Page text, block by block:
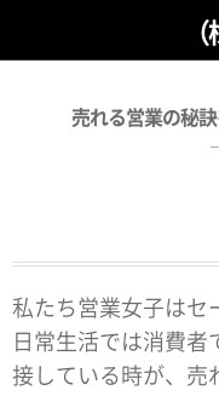
売れる営業の秘
私たち営業女子はセ
日常生活では消費
接している時が、売